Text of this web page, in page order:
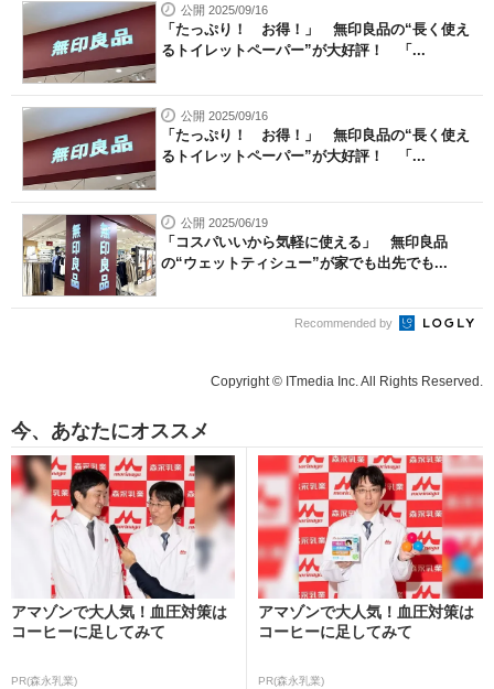
公開 2025/09/16
「たっぷり！ お得！」 無印良品の“長く使え
るトイレットペーパー”が大好評！ 「...
公開 2025/09/16
「たっぷり！ お得！」 無印良品の“長く使え
るトイレットペーパー”が大好評！ 「...
公開 2025/06/19
「コスパいいから気軽に使える」 無印良品
の“ウェットティシュー”が家でも出先でも...
Recommended by
Copyright © ITmedia Inc. All Rights Reserved.
今、あなたにオススメ
アマゾンで大人気！血圧対策は
コーヒーに足してみて
PR(森永乳業)
アマゾンで大人気！血圧対策は
コーヒーに足してみて
PR(森永乳業)